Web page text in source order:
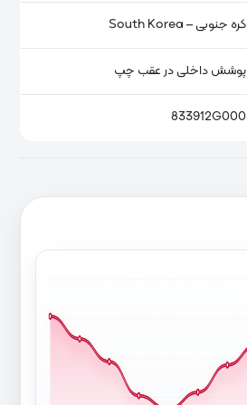
کره جنوبی – South Korea
پوشش داخلی در عقب چپ
833912G000